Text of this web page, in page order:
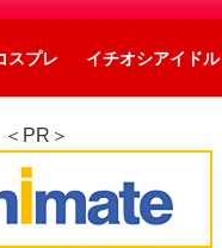
スプレ イチオシアイドル
＜PR＞